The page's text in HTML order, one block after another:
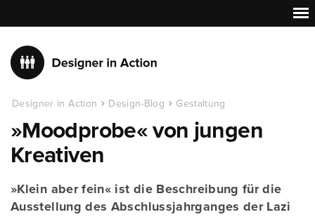
Designer in Action Design-Blog Gestaltung
»Moodprobe« von jungen
Kreativen
»Klein aber fein« ist die Beschreibung für die
Ausstellung des Abschlussjahrganges der Lazi